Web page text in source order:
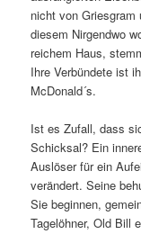
nicht von
diesem Nirgendwo
reichem Haus,
Ihre Verbündete ist
McDonald´s.
Ist es Zufall, dass
Schicksal? Ein
Auslöser für ein
verändert. Seine
Sie beginnen,
Tagelöhner, Old Bill